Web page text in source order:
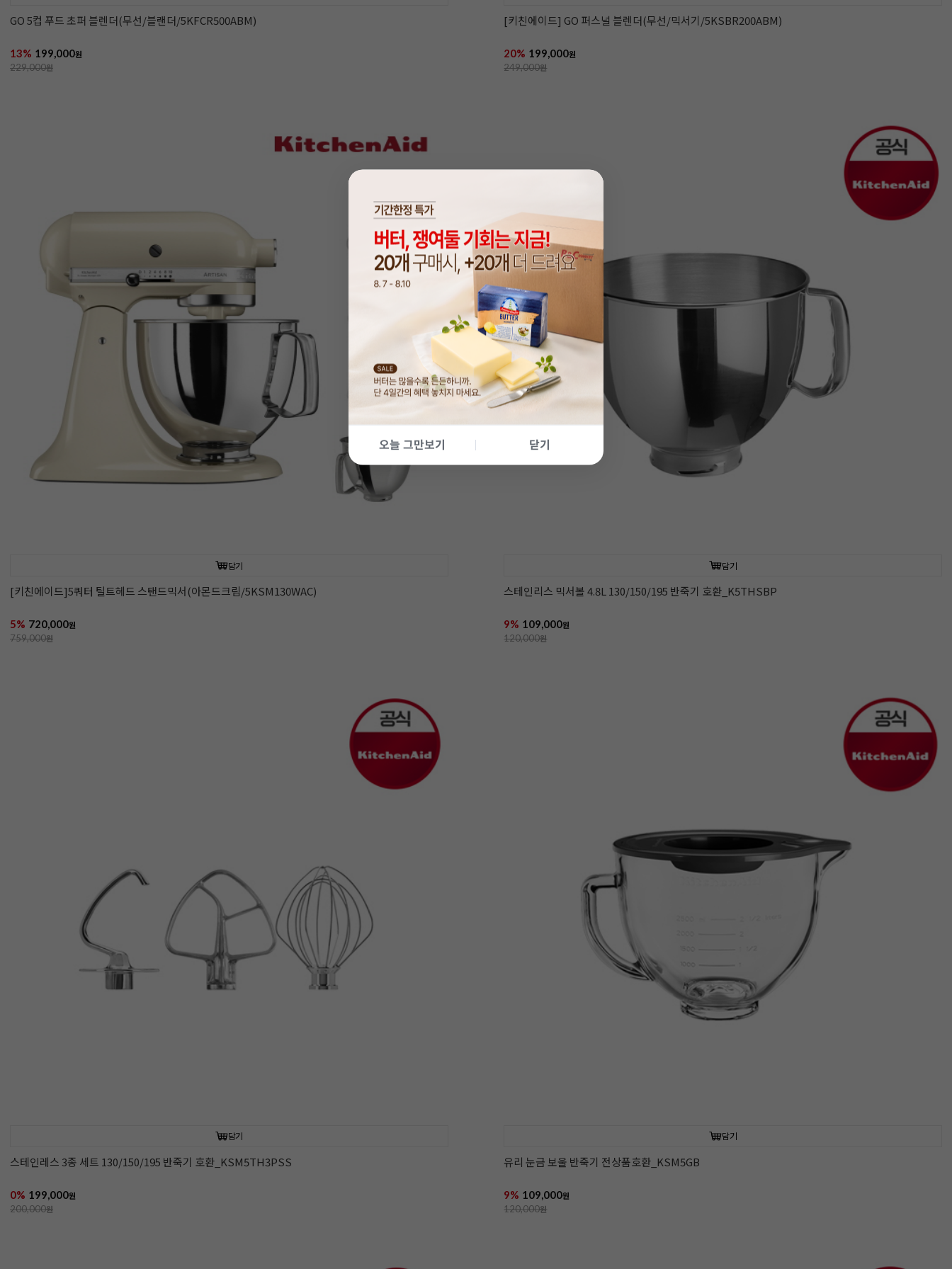
오늘 그만보기 닫기
GO 5컵 푸드 초퍼 블렌더(무선/블랜더/5KFCR500ABM)
13% 199,000원
229,000원
[키친에이드] GO 퍼스널 블렌더(무선/믹서기/5KSBR200ABM)
20% 199,000원
249,000원
담기
[키친에이드]5쿼터 틸트헤드 스탠드믹서(아몬드크림/5KSM130WAC)
5% 720,000원
759,000원
담기
스테인리스 믹서볼 4.8L 130/150/195 반죽기 호환_K5THSBP
9% 109,000원
120,000원
담기
스테인레스 3종 세트 130/150/195 반죽기 호환_KSM5TH3PSS
0% 199,000원
200,000원
담기
유리 눈금 보울 반죽기 전상품호환_KSM5GB
9% 109,000원
120,000원